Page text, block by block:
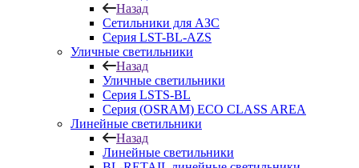
Назад
Сетильники для АЗС
Серия LST-BL-AZS
Уличные светильники
Назад
Уличные светильники
Серия LSTS-BL
Серия (ОSRAM) ECO CLASS AREA
Линейные светильники
Назад
Линейные светильники